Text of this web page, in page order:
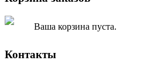
Ваша корзина пуста.
Контакты